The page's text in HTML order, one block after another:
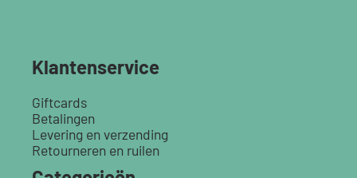
Klantenservice
Giftcards
Betalingen
Levering en verzending
Retourneren en ruilen